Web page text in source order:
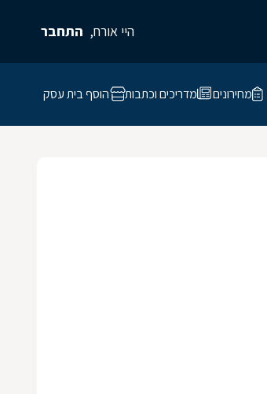
היי אורח, התחבר
מחירונים מדריכים וכתבות הוסף בית עסק